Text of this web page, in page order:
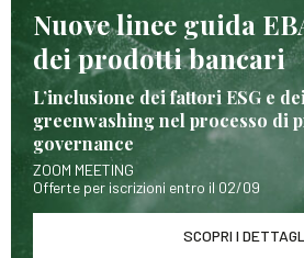
Nuove linee guida
dei prodotti bancari
L’inclusione dei fattori ESG e
greenwashing nel processo di
governance
ZOOM MEETING
Offerte per iscrizioni entro il 02/09
SCOPRI I